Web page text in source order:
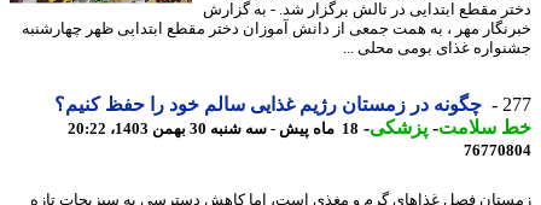
مقطع ابتدایی در تالش برگزار شد. - به گزارش
مهر ، به همت جمعی از دانش آموزان دختر مقطع ابتدایی ظهر چهارشنبه
غذای بومی محلی ...
چگونه در زمستان رژیم غذایی سالم خود را حفظ کنیم؟
سلامت-پزشکی-18 ماه پیش - سه شنبه 30 بهمن 1403، 20:22
فصل غذاهای گرم و مغذی است، اما کاهش دسترسی به سبزیجات تازه